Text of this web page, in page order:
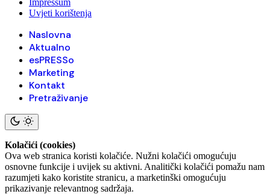
Uvjeti korištenja
Naslovna
Aktualno
esPRESSo
Marketing
Kontakt
Pretraživanje
Kolačići (cookies)
Ova web stranica koristi kolačiće. Nužni kolačići omogućuju
osnovne funkcije i uvijek su aktivni. Analitički kolačići pomažu nam
razumjeti kako koristite stranicu, a marketinški omogućuju
prikazivanje relevantnog sadržaja.